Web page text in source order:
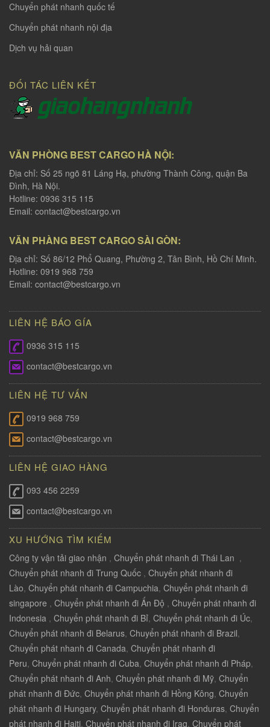
Chuyển phát nhanh quốc tế
Chuyển phát nhanh nội địa
Dịch vụ hải quan
ĐỐI TÁC LIÊN KẾT
VĂN PHÒNG BEST CARGO HÀ NỘI:
Địa chỉ: Số 25 ngõ 81 Láng Hạ, phường Thành Công, quận Ba
Đình, Hà Nội.
Hotline: 0936 315 115
Email: contact@bestcargo.vn
VĂN PHÀNG BEST CARGO SÀI GÒN:
Địa chỉ: Số 86/12 Phổ Quang, Phường 2, Tân Bình, Hồ Chí Minh.
Hotline: 0919 968 759
Email: contact@bestcargo.vn
LIÊN HỆ BÁO GÍA
0936 315 115
contact@bestcargo.vn
LIÊN HỆ TƯ VẤN
0919 968 759
contact@bestcargo.vn
LIÊN HỆ GIAO HÀNG
093 456 2259
contact@bestcargo.vn
XU HƯỚNG TÌM KIẾM
Công ty vận tải giao nhận , Chuyển phát nhanh đi Thái Lan ,
Chuyển phát nhanh đi Trung Quốc , Chuyển phát nhanh đi
Lào, Chuyển phát nhanh đi Campuchia, Chuyển phát nhanh đi
singapore , Chuyển phát nhanh đi Ấn Độ , Chuyển phát nhanh đi
Indonesia , Chuyển phát nhanh đi Bỉ, Chuyển phát nhanh đi Úc,
Chuyển phát nhanh đi Belarus, Chuyển phát nhanh đi Brazil,
Chuyển phát nhanh đi Canada, Chuyển phát nhanh đi
Peru, Chuyển phát nhanh đi Cuba, Chuyển phát nhanh đi Pháp,
Chuyển phát nhanh đi Anh, Chuyển phát nhanh đi Mỹ, Chuyển
phát nhanh đi Đức, Chuyển phát nhanh đi Hồng Kông, Chuyển
phát nhanh đi Hungary, Chuyển phát nhanh đi Honduras, Chuyển
phát nhanh đi Haiti, Chuyển phát nhanh đi Iraq, Chuyển phát